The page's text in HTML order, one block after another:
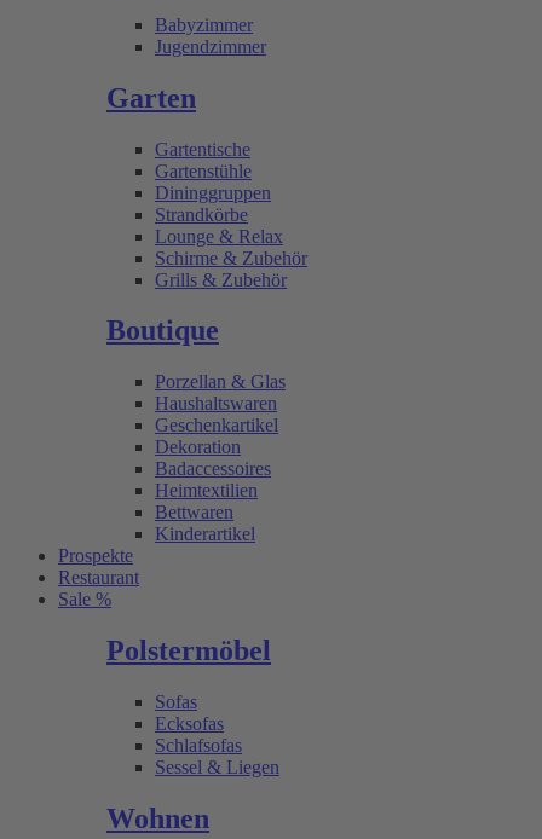
Babyzimmer
Jugendzimmer
Garten
Gartentische
Gartenstühle
Dininggruppen
Strandkörbe
Lounge & Relax
Schirme & Zubehör
Grills & Zubehör
Boutique
Porzellan & Glas
Haushaltswaren
Geschenkartikel
Dekoration
Badaccessoires
Heimtextilien
Bettwaren
Kinderartikel
Prospekte
Restaurant
Sale %
Polstermöbel
Sofas
Ecksofas
Schlafsofas
Sessel & Liegen
Wohnen